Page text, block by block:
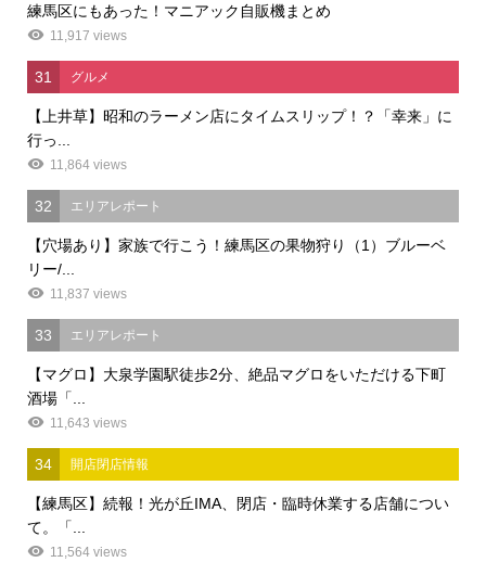
練馬区にもあった！マニアック自販機まとめ
11,917 views
31 グルメ
【上井草】昭和のラーメン店にタイムスリップ！？「幸来」に
行っ...
11,864 views
32 エリアレポート
【穴場あり】家族で行こう！練馬区の果物狩り（1）ブルーベ
リー/...
11,837 views
33 エリアレポート
【マグロ】大泉学園駅徒歩2分、絶品マグロをいただける下町
酒場「...
11,643 views
34 開店閉店情報
【練馬区】続報！光が丘IMA、閉店・臨時休業する店舗につい
て。「...
11,564 views